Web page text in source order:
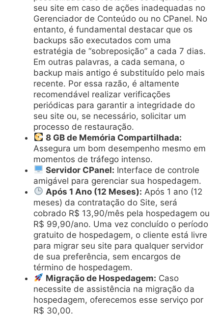
seu site em caso de ações inadequadas no
Gerenciador de Conteúdo ou no CPanel. No
entanto, é fundamental destacar que os
backups são executados com uma
estratégia de “sobreposição” a cada 7 dias.
Em outras palavras, a cada semana, o
backup mais antigo é substituído pelo mais
recente. Por essa razão, é altamente
recomendável realizar verificações
periódicas para garantir a integridade do
seu site ou, se necessário, solicitar um
processo de restauração.
8 GB de Memória Compartilhada:
Assegura um bom desempenho mesmo em
momentos de tráfego intenso.
Servidor CPanel: Interface de controle
amigável para gerenciar sua hospedagem.
Após 1 Ano (12 Meses): Após 1 ano (12
meses) da contratação do Site, será
cobrado R$ 13,90/mês pela hospedagem ou
R$ 99,90/ano. Uma vez concluído o período
gratuito de hospedagem, o cliente está livre
para migrar seu site para qualquer servidor
de sua preferência, sem encargos de
término de hospedagem.
Migração de Hospedagem: Caso
necessite de assistência na migração da
hospedagem, oferecemos esse serviço por
R$ 30,00.